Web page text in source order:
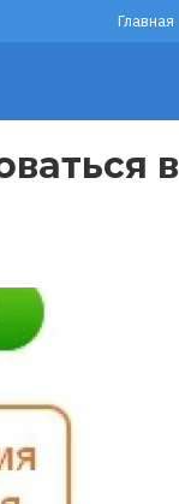
Главная
в